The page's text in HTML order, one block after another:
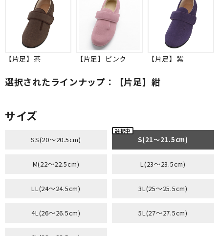
【片足】茶 【片足】ピンク 【片足】紫
選択されたラインナップ：【片足】紺
サイズ
SS(20～20.5cm) S(21～21.5cm)
M(22～22.5cm) L(23～23.5cm)
LL(24～24.5cm) 3L(25～25.5cm)
4L(26～26.5cm) 5L(27～27.5cm)